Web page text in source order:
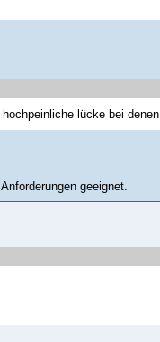
lücke bei denen.
geeignet.